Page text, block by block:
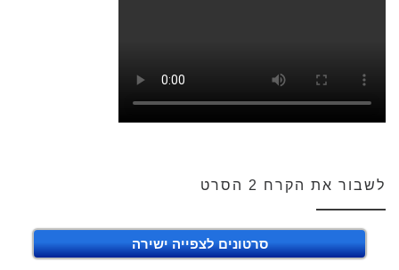
לשבור את הקרח 2 הסרט
סרטונים לצפייה ישירה